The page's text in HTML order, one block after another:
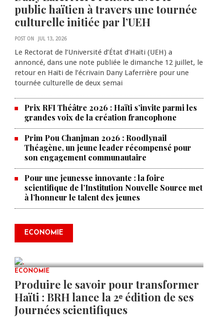
public haïtien à travers une tournée
culturelle initiée par l’UEH
POST ON JUL 13, 2026
Le Rectorat de l’Université d’État d’Haïti (UEH) a
annoncé, dans une note publiée le dimanche 12 juillet, le
retour en Haïti de l’écrivain Dany Laferrière pour une
tournée culturelle de deux semai
Prix RFI Théâtre 2026 : Haïti s’invite parmi les
grandes voix de la création francophone
Prim Pou Chanjman 2026 : Roodlynail
Théagène, un jeune leader récompensé pour
son engagement communautaire
Pour une jeunesse innovante : la foire
scientifique de l’Institution Nouvelle Source met
à l’honneur le talent des jeunes
ECONOMIE
0 COMMENTS
connaissent un nouveau
réajustement
ECONOMIE
Produire le savoir pour transformer
Haïti : BRH lance la 2ᵉ édition de ses
Journées scientifiques